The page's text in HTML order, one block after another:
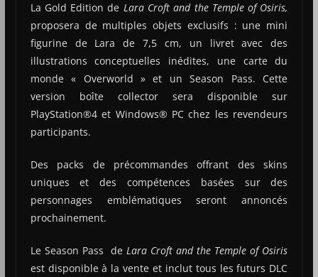
La Gold Edition de Lara Croft and the Temple of Osiris,
proposera de multiples objets exclusifs : une mini
figurine de Lara de 7,5 cm, un livret avec des
illustrations conceptuelles inédites, une carte du
monde « Overworld » et un Season Pass. Cette
version boîte collector sera disponible sur
PlayStation®4 et Windows® PC chez les revendeurs
participants.
Des packs de précommandes offrant des skins
uniques et des compétences basées sur des
personnages emblématiques seront annoncés
prochainement.
Le Season Pass de Lara Croft and the Temple of Osiris
est disponible à la vente et inclut tous les futurs DLC